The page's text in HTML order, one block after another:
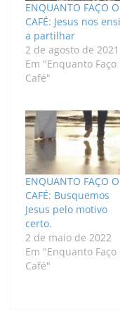
ENQUANTO FAÇO O
CAFÉ: Jesus nos
a partilhar
2 de agosto de 2021
Em "Enquanto Faço
Café"
ENQUANTO FAÇO O
CAFÉ: Busquemos
Jesus pelo motivo
certo.
2 de maio de 2022
Em "Enquanto Faço
Café"